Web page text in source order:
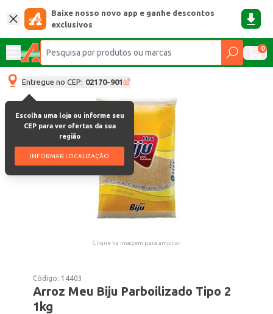
Baixe nosso novo app e ganhe descontos
exclusivos
0
Entregue no CEP: 02170-901
Escolha uma loja ou informe seu
CEP para ver ofertas da sua
região
INFORMAR LOCALIZAÇÃO
Clique na imagem para ampliar.
Código: 14403
Arroz Meu Biju Parboilizado Tipo 2
1kg